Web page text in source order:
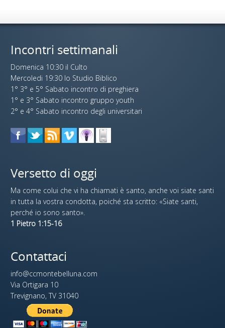
Incontri settimanali
Domenica 10:30 il Culto
Mercoledi 19:30 lo Studio Biblico
1° 3° e 5° Sabato incontro di preghiera
1° e 3° Sabato incontro gruppo youth
2° e 4° Sabato incontro degli universitari
Versetto di oggi
Ma come colui che vi ha chiamati è santo, anche voi siate santi
in tutta la vostra condotta, poiché sta scritto: «Siate santi,
perché io sono santo».
1 Pietro 1:15-16
Contattaci
info@ccmontebelluna.com
Via Ortigara 10
Trevignano, TV 31040